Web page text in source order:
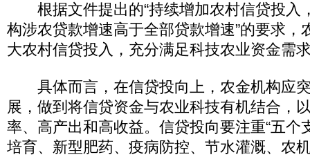
根据文件提出的“持续增加农村信贷投入
构涉农贷款增速高于全部贷款增速”的要求，
大农村信贷投入，充分满足科技农业资金需
具体而言，在信贷投向上，农金机构应
展，做到将信贷资金与农业科技有机结合，
率、高产出和高收益。信贷投向要注重“五个
培育、新型肥药、疫病防控、节水灌溉、农